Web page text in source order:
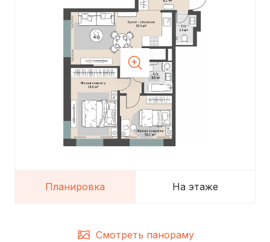
Планировка На этаже
Смотреть панораму